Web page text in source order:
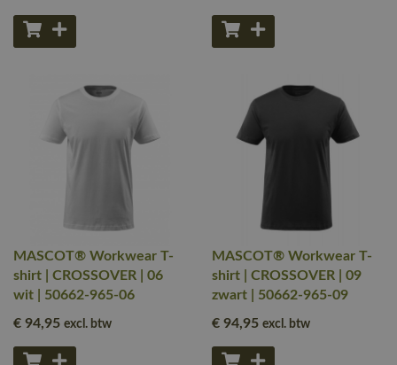
MASCOT® Workwear T-
shirt | CROSSOVER | 06
wit | 50662-965-06
€ 94,95 excl. btw
MASCOT® Workwear T-
shirt | CROSSOVER | 09
zwart | 50662-965-09
€ 94,95 excl. btw